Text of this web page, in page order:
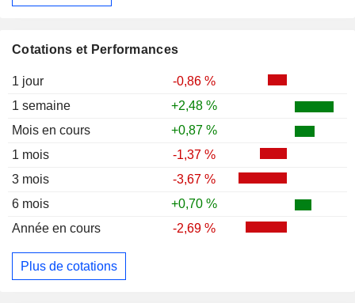
Cotations et Performances
1 jour
-0,86 %
1 semaine
+2,48 %
Mois en cours
+0,87 %
1 mois
-1,37 %
3 mois
-3,67 %
6 mois
+0,70 %
Année en cours
-2,69 %
Plus de cotations